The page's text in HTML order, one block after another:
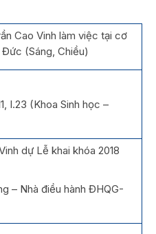
Cao Vinh làm việc tại cơ
(Sáng, Chiều)
I.23 (Khoa Sinh học –
dự Lễ khai khóa 2018
– Nhà điều hành ĐHQG-